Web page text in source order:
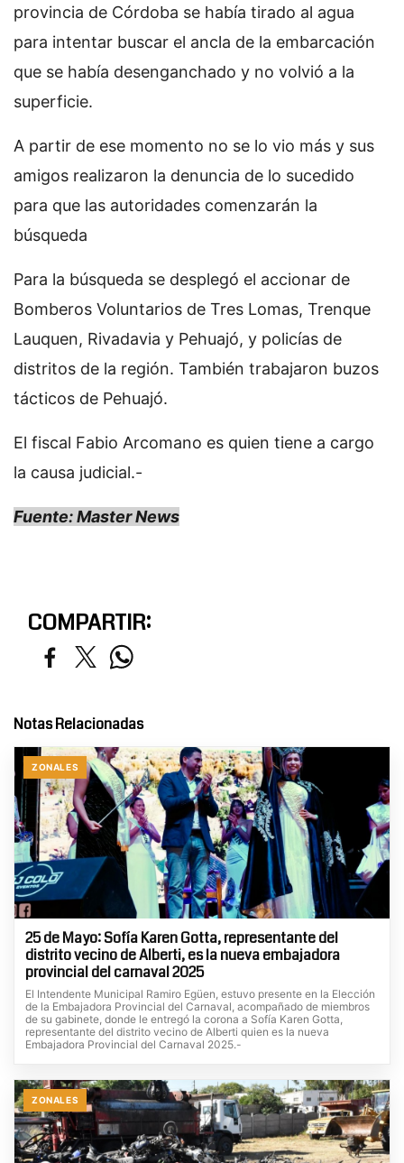
provincia de Córdoba se había tirado al agua
para intentar buscar el ancla de la embarcación
que se había desenganchado y no volvió a la
superficie.
A partir de ese momento no se lo vio más y sus
amigos realizaron la denuncia de lo sucedido
para que las autoridades comenzarán la
búsqueda
Para la búsqueda se desplegó el accionar de
Bomberos Voluntarios de Tres Lomas, Trenque
Lauquen, Rivadavia y Pehuajó, y policías de
distritos de la región. También trabajaron buzos
tácticos de Pehuajó.
El fiscal Fabio Arcomano es quien tiene a cargo
la causa judicial.-
Fuente: Master News
COMPARTIR:
Notas Relacionadas
ZONALES
25 de Mayo: Sofía Karen Gotta, representante del
distrito vecino de Alberti, es la nueva embajadora
provincial del carnaval 2025
El Intendente Municipal Ramiro Egüen, estuvo presente en la Elección
de la Embajadora Provincial del Carnaval, acompañado de miembros
de su gabinete, donde le entregó la corona a Sofía Karen Gotta,
representante del distrito vecino de Alberti quien es la nueva
Embajadora Provincial del Carnaval 2025.-
ZONALES